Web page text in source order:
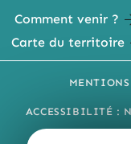
Comment venir ?
Carte du territoire
ACCESSIBILITÉ :